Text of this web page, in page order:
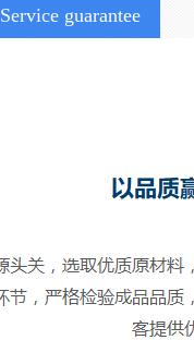
Service guarantee